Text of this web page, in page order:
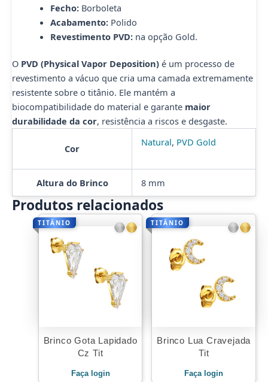
Fecho:Borboleta
Acabamento:Polido
Revestimento PVD:na opção Gold.
O PVD (Physical Vapor Deposition) é um processo de
revestimento a vácuo que cria uma camada extremamente
resistente sobre o titânio. Ele mantém a
biocompatibilidade do material e garante maior
durabilidade da cor, resistência a riscos e desgaste.
Cor
Natural, PVD Gold
Altura do Brinco 8 mm
Produtos relacionados
TITÂNIO
Brinco Gota Lapidado
Cz Tit
Faça login
TITÂNIO
Brinco Lua Cravejada
Tit
Faça login